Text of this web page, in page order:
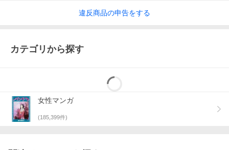
違反商品の申告をする
カテゴリから探す
女性マンガ
(185,399件)